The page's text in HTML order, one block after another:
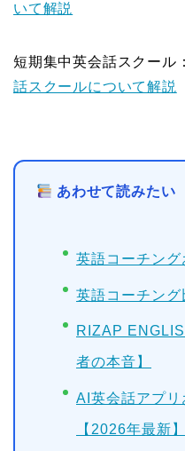
いて解説
短期集中英会話スクール：
話スクールについて解説
あわせて読みたい
英語コーチン
英語コーチン
RIZAP
者の本音】
AI英会話アプ
【2026年最新